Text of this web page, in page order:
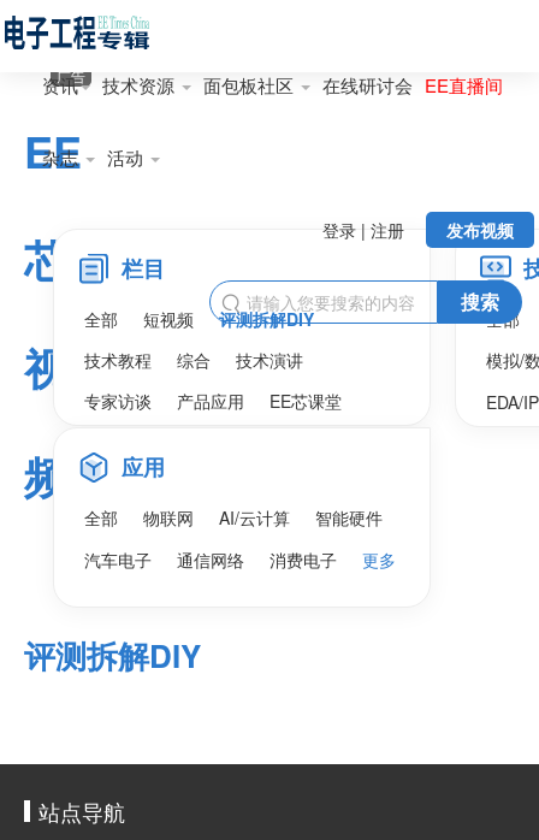
资讯 技术资源 面包板社区 在线研讨会 EE直播间
杂志 活动
发布视频
登录 | 注册
 搜索
EE
芯
视
频
广告
栏目
全部 短视频
评测拆解DIY
技术教程
综合
技术演讲
专家访谈
产品应用 EE芯课堂
全部
模拟/
EDA/
应用
全部 物联网 AI/云计算
智能硬件
汽车电子
通信网络 消费电子 更多
评测拆解DIY
站点导航